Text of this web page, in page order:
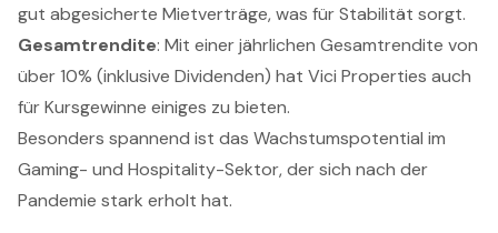
gut abgesicherte Mietverträge, was für Stabilität sorgt.
Gesamtrendite: Mit einer jährlichen Gesamtrendite von
über 10% (inklusive Dividenden) hat Vici Properties auch
für Kursgewinne einiges zu bieten.
Besonders spannend ist das Wachstumspotential im
Gaming- und Hospitality-Sektor, der sich nach der
Pandemie stark erholt hat.